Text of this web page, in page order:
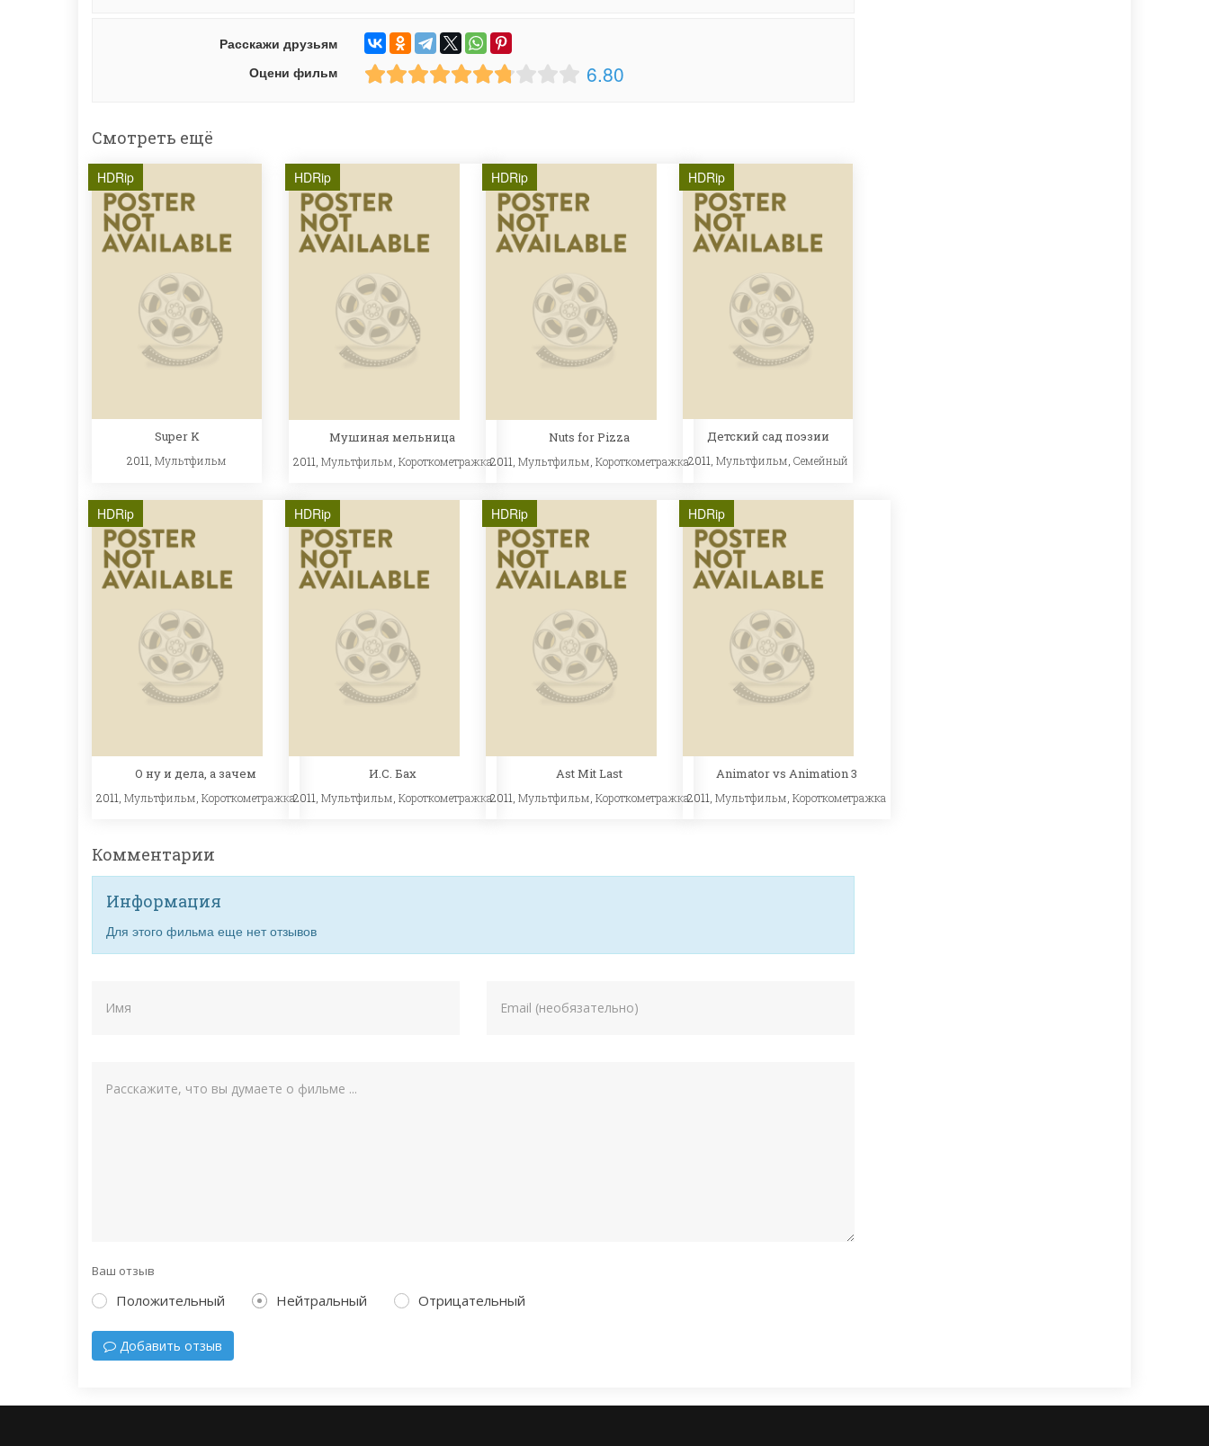
Расскажи друзьям
Оцени фильм
6.80
Смотреть ещё
HDRip
Super K
2011, Мультфильм
HDRip
Мушиная мельница
2011, Мультфильм Короткометражка
HDRip
Nuts for Pizza
2011, Мультфильм Короткометражка
HDRip
Детский сад поэзии
2011, Мультфильм Семейный
HDRip
О ну и дела, а зачем
2011, Мультфильм, Короткометражка
HDRip
И.С. Бах
2011, Мультфильм, Короткометражка
HDRip
Ast Mit Last
2011, Мультфильм, Короткометражка
HDRip
Animator vs Animation 3
2011, Мультфильм, Короткометражка
Комментарии
Информация
Для этого фильма еще нет отзывов
Ваш отзыв
Положительный Нейтральный Отрицательный
Добавить отзыв